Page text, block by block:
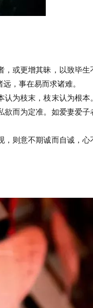
，或更增其昧，以致毕生
，事在易而求诸难。
认为枝末，枝末认为根本
而为定准。如爱妻爱子
，则意不期诚而自诚，心